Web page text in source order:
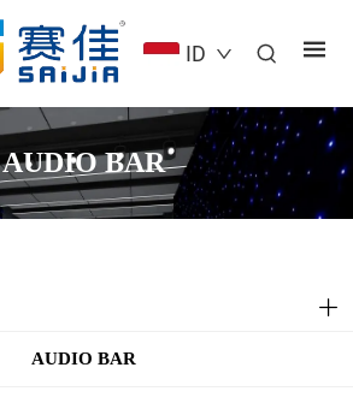
ID
AUDIO BAR
AUDIO BAR